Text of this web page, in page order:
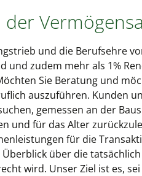
und die Berufsehre
und zudem mehr als 1%
Sie Beratung und
auszuführen. Kunden
gemessen an der
und für das Alter
für die
über die
wird. Unser Ziel ist es,